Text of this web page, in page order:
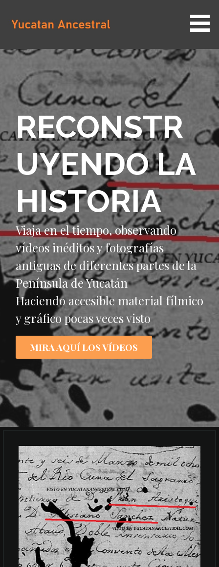
contenido
YUCATAN ANCESTRAL
RECONSTR
UYENDO LA
HISTORIA
Viaja en el tiempo, observando
vídeos inéditos y fotografías
antiguas de diferentes partes de la
Península de Yucatán
Haciendo accesible material fílmico
y gráfico pocas veces visto
MIRA AQUÍ LOS VÍDEOS